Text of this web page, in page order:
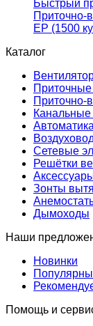
Быстрый
Приточно-
ЕР (1500
Каталог
Приточные
Приточно-
Канальные
Сетевые
Решётки
Зонты
Дымоходы
Наши
Новинки
Помощь и